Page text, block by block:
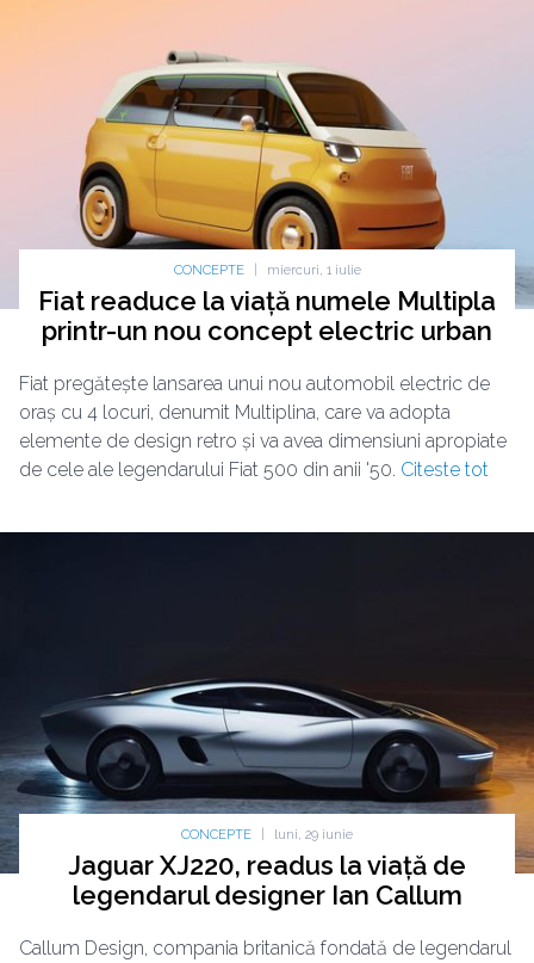
CONCEPTE miercuri, 1 iulie
Fiat readuce la viață numele Multipla
printr-un nou concept electric urban
Fiat pregătește lansarea unui nou automobil electric de
oraș cu 4 locuri, denumit Multiplina, care va adopta
elemente de design retro și va avea dimensiuni apropiate
de cele ale legendarului Fiat 500 din anii '50. Citeste tot
CONCEPTE luni, 29 iunie
Jaguar XJ220, readus la viață de
legendarul designer Ian Callum
Callum Design, compania britanică fondată de legendarul